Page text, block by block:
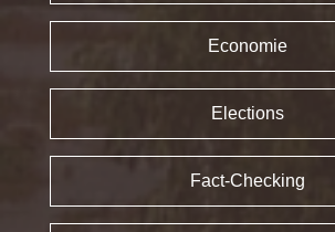
Economie
Elections
Fact-Checking